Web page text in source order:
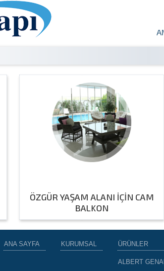
ÖZGÜR YAŞAM ALANI İÇİN CAM
BALKON
ANA SAYFA KURUMSAL ÜRÜNLER
ALBERT